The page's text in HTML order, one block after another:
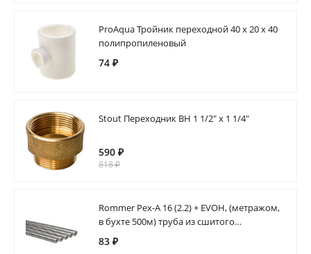
ProAqua Тройник переходной 40 х 20 х 40
полипропиленовый
74 ₽
Stout Переходник ВН 1 1/2" х 1 1/4"
590 ₽
818 ₽
Rommer Pex-A 16 (2.2) + EVOH, (метражом,
в бухте 500м) труба из сшитого
полиэтилена (цвет серый)
83 ₽